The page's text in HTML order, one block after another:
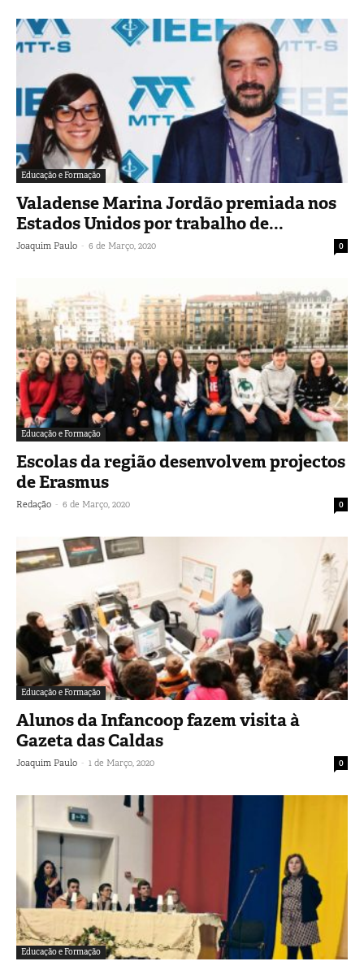
Educação e Formação
Valadense Marina Jordão premiada nos
Estados Unidos por trabalho de...
Joaquim Paulo - 6 de Março, 2020 0
Educação e Formação
Escolas da região desenvolvem projectos
de Erasmus
Redação - 6 de Março, 2020 0
Educação e Formação
Alunos da Infancoop fazem visita à
Gazeta das Caldas
Joaquim Paulo - 1 de Março, 2020 0
Educação e Formação